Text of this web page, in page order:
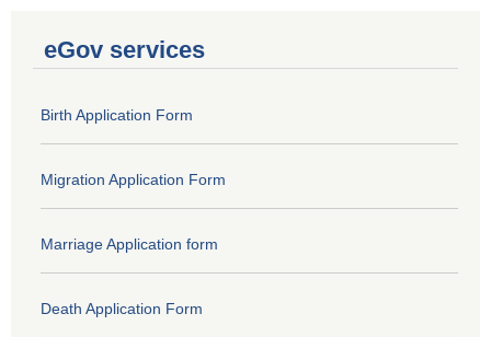
eGov services
Birth Application Form
Migration Application Form
Marriage Application form
Death Application Form